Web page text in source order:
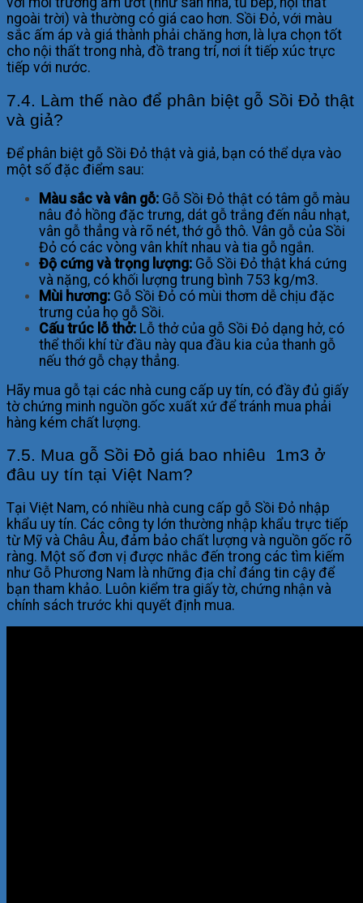
ngoài trời) và thường có giá cao hơn. Sồi Đỏ, với màu
sắc ấm áp và giá thành phải chăng hơn, là lựa chọn tốt
cho nội thất trong nhà, đồ trang trí, nơi ít tiếp xúc trực
tiếp với nước.
7.4. Làm thế nào để phân biệt gỗ Sồi Đỏ thật
và giả?
Để phân biệt gỗ Sồi Đỏ thật và giả, bạn có thể dựa vào
một số đặc điểm sau:
Màu sắc và vân gỗ: Gỗ Sồi Đỏ thật có tâm gỗ màu
nâu đỏ hồng đặc trưng, dát gỗ trắng đến nâu nhạt,
vân gỗ thẳng và rõ nét, thớ gỗ thô. Vân gỗ của Sồi
Đỏ có các vòng vân khít nhau và tia gỗ ngắn.
Độ cứng và trọng lượng: Gỗ Sồi Đỏ thật khá cứng
và nặng, có khối lượng trung bình 753 kg/m3.
Mùi hương: Gỗ Sồi Đỏ có mùi thơm dễ chịu đặc
trưng của họ gỗ Sồi.
Cấu trúc lỗ thở: Lỗ thở của gỗ Sồi Đỏ dạng hở, có
thể thổi khí từ đầu này qua đầu kia của thanh gỗ
nếu thớ gỗ chạy thẳng.
Hãy mua gỗ tại các nhà cung cấp uy tín, có đầy đủ giấy
tờ chứng minh nguồn gốc xuất xứ để tránh mua phải
hàng kém chất lượng.
7.5. Mua gỗ Sồi Đỏ giá bao nhiêu 1m3 ở
đâu uy tín tại Việt Nam?
Tại Việt Nam, có nhiều nhà cung cấp gỗ Sồi Đỏ nhập
khẩu uy tín. Các công ty lớn thường nhập khẩu trực tiếp
từ Mỹ và Châu Âu, đảm bảo chất lượng và nguồn gốc rõ
ràng. Một số đơn vị được nhắc đến trong các tìm kiếm
như Gỗ Phương Nam là những địa chỉ đáng tin cậy để
bạn tham khảo. Luôn kiểm tra giấy tờ, chứng nhận và
chính sách trước khi quyết định mua.